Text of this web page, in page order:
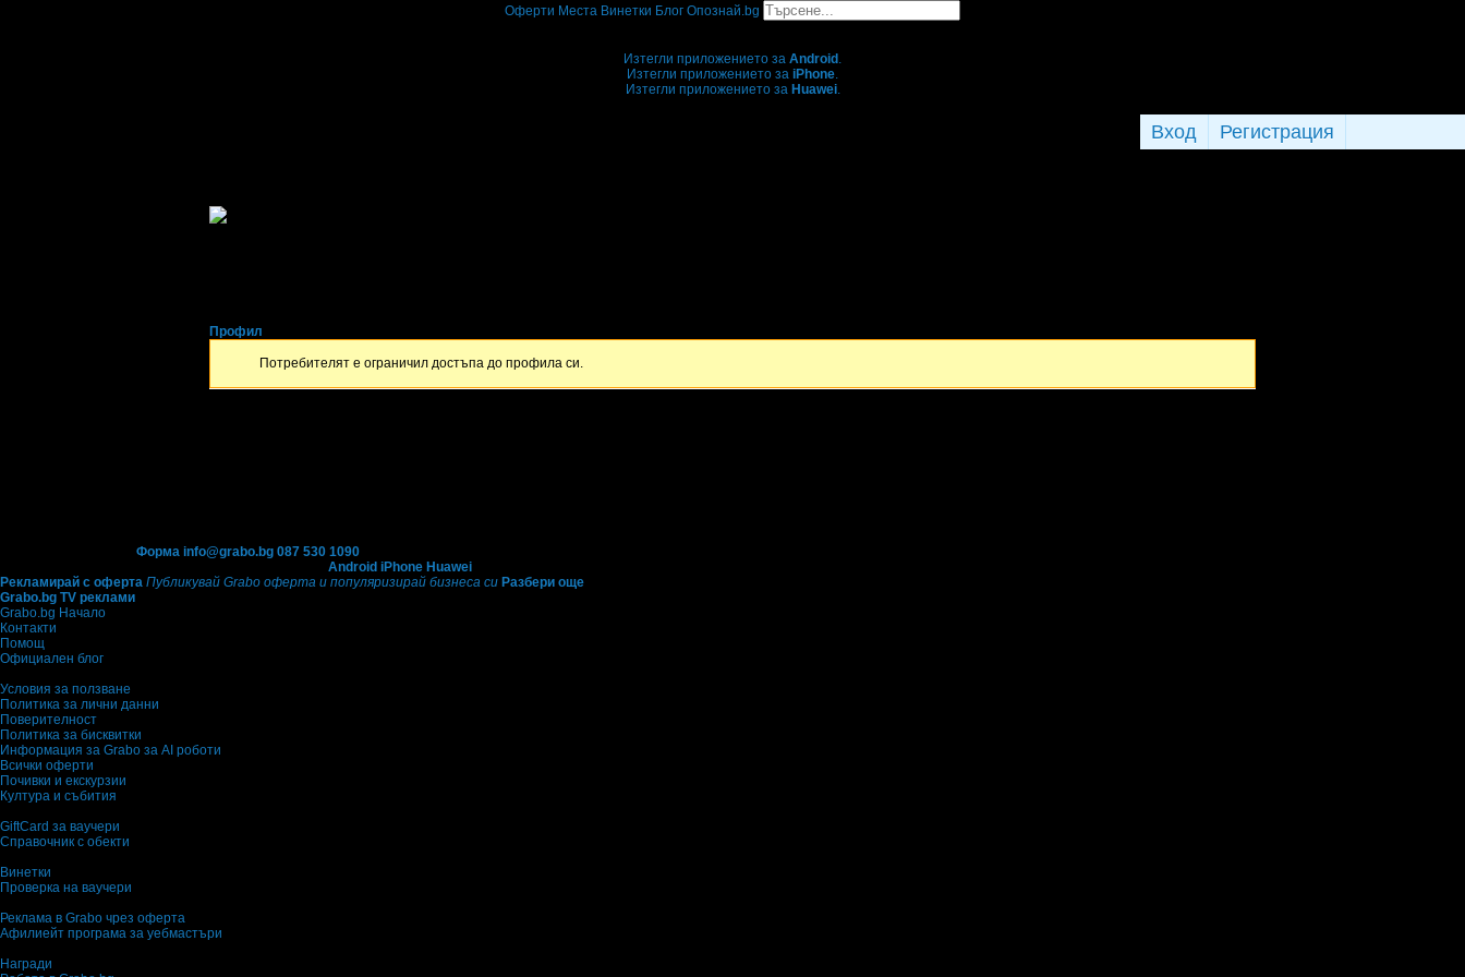
Оферти Места Винетки Блог Опознай.bg
Изтегли приложението за Android .
Изтегли приложението за iPhone.
Изтегли приложението за Huawei.
Регистрация
Вход
Профил
Потребителят е ограничил достъпа до профила си.
Форма info@grabo.bg 087 530 1090
Android iPhone Huawei
Рекламирай с оферта Публикувай Grabo оферта и популяризирай бизнеса си Разбери още
Grabo.bg TV реклами
Grabo.bg Начало
Контакти
Помощ
Официален блог
Условия за ползване
Политика за лични данни
Поверителност
Политика за бисквитки
Информация за Grabo за AI роботи
Всички оферти
Почивки и екскурзии
Култура и събития
GiftCard за ваучери
Справочник с обекти
Винетки
Проверка на ваучери
Реклама в Grabo чрез оферта
Афилиейт програма за уебмастъри
Награди